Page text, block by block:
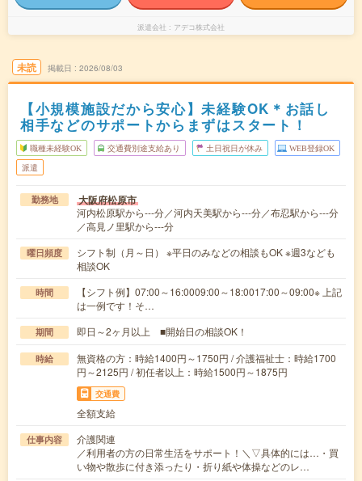
派遣会社 アデコ株式会社
未読 掲載日 2026/08/03
【小規模施設だから安心】未経験OK＊お話し
相手などのサポートからまずはスタート！
職種未経験OK 交通費別途支給あり 土日祝日が休み WEB登録OK
派遣
勤務地 大阪府松原市
河内松原駅から---分／河内天美駅から---分／布忍駅から---分
／高見ノ里駅から---分
曜日頻度
シフト制（月～日） ※平日のみなどの相談もOK ※週3なども
相談OK
時間
【シフト例】07:00～16:0009:00～18:0017:00～09:00※ 上記
は一例です！そ…
期間 即日～2ヶ月以上 ■開始日の相談OK！
時給
無資格の方：時給1400円～1750円 / 介護福祉士：時給1700
円～2125円 / 初任者以上：時給1500円～1875円
交通費
全額支給
仕事内容
介護関連
／利用者の方の日常生活をサポート！＼▽具体的には…・買
い物や散歩に付き添ったり・折り紙や体操などのレ…